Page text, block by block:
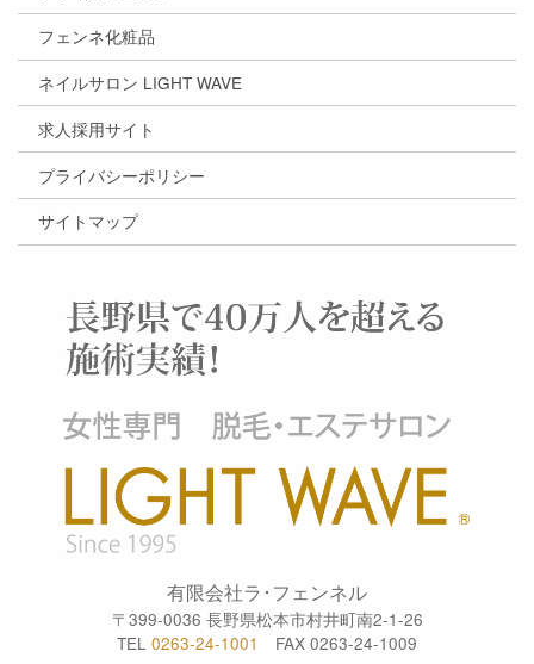
有限会社ラ･フェンネル
〒399-0036 長野県松本市村井町南2-1-26
TEL 0263-24-1001 FAX 0263-24-1009
フェンネ化粧品
ネイルサロン LIGHT WAVE
求人採用サイト
プライバシーポリシー
サイトマップ